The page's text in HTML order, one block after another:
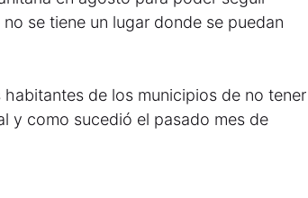
se tiene un lugar donde se puedan
de los municipios de no tener
y como sucedió el pasado mes de